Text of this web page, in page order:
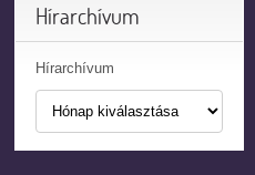
Hírarchívum
Hírarchívum